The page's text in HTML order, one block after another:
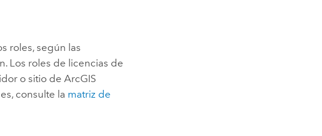
roles, según las
Los roles de licencias de
o sitio deArcGIS
consulte la matriz de